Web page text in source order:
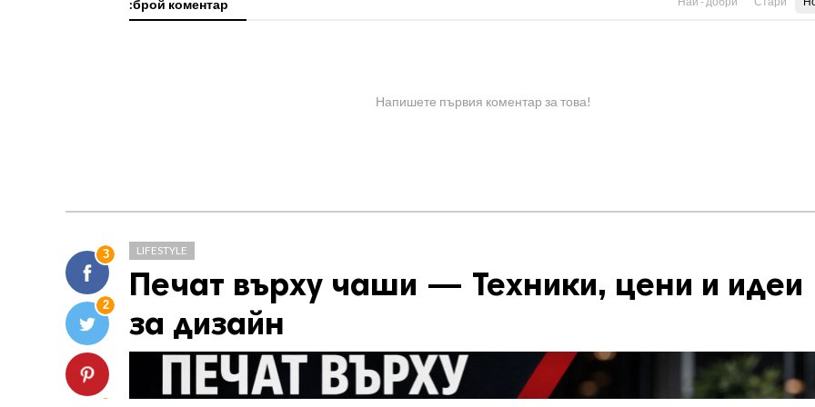
:брой коментар
Напишете първия коментар за това!
3
2
LIFESTYLE
Печат върху чаши — Техники, цени и идеи
за дизайн